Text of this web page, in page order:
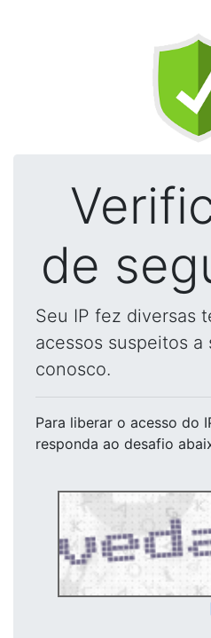
de
Seu IP fez diversas
acessos suspeitos a
conosco.
Para liberar o acesso do
responda ao desafio